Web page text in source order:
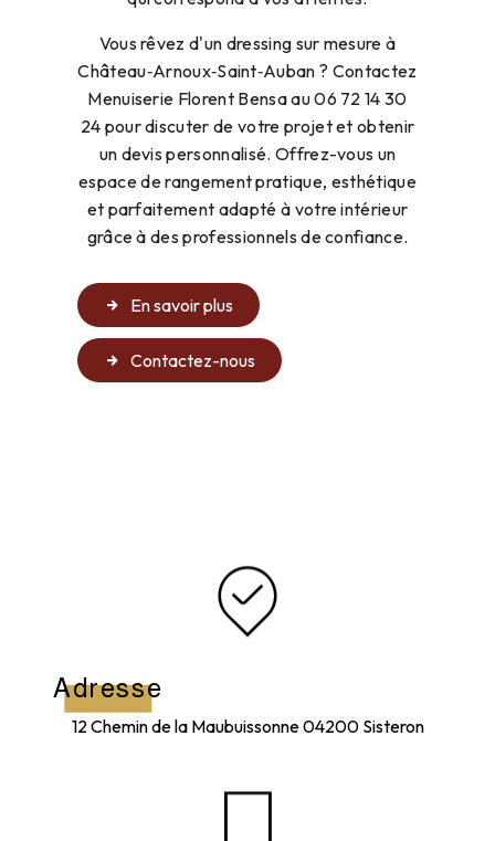
Vous rêvez d'un dressing sur mesure à
Château‑Arnoux‑Saint‑Auban ? Contactez
Menuiserie Florent Bensa au 06 72 14 30
24 pour discuter de votre projet et obtenir
un devis personnalisé. Offrez-vous un
espace de rangement pratique, esthétique
et parfaitement adapté à votre intérieur
grâce à des professionnels de confiance.
En savoir plus
Contactez-nous
Adresse
12 Chemin de la Maubuissonne04200 Sisteron